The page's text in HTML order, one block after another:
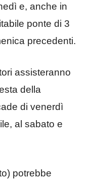
e, anche in
ponte di 3
precedenti.
assisteranno
della
di venerdì
al sabato e
potrebbe